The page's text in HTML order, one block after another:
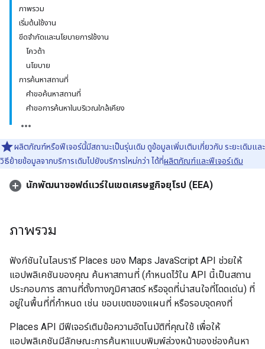
ภาพรวม
เริ่มต้นใช้งาน
ขีดจำกัดและนโยบายการใช้งาน
โควต้า
นโยบาย
การค้นหาสถานที่
คำขอค้นหาสถานที่
คำขอการค้นหาในบริเวณใกล้เคียง
ผลิตภัณฑ์หรือฟีเจอร์นี้มีสถานะเป็นรุ่นเดิม ดูข้อมูลเพิ่มเติมเกี่ยวกับ ระยะเดิมและ
วิธีย้ายข้อมูลจากบริการเดิมไปยังบริการใหม่กว่า ได้ที่ผลิตภัณฑ์และฟีเจอร์เดิม
นักพัฒนาซอฟต์แวร์ในเขตเศรษฐกิจยุโรป (EEA)
ภาพรวม
ฟังก์ชันในไลบรารี Places ของ Maps JavaScript API ช่วยให้
แอปพลิเคชันของคุณ ค้นหาสถานที่ (กำหนดไว้ใน API นี้เป็นสถาน
ประกอบการ สถานที่ตั้งทางภูมิศาสตร์ หรือจุดที่น่าสนใจที่โดดเด่น) ที่
อยู่ในพื้นที่ที่กำหนด เช่น ขอบเขตของแผนที่ หรือรอบจุดคงที่
Places API มีฟีเจอร์เติมข้อความอัตโนมัติที่คุณใช้ เพื่อให้
แอปพลิเคชันมีลักษณะการค้นหาแบบพิมพ์ล่วงหน้าของช่องค้นหา